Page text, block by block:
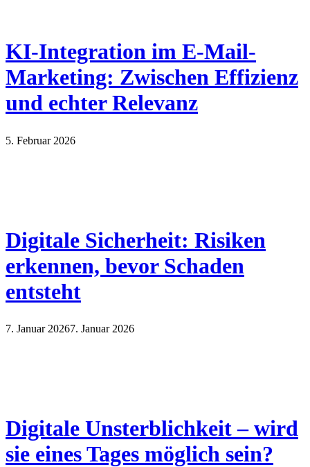
KI-Integration im E-Mail-
Marketing: Zwischen Effizienz
und echter Relevanz
5. Februar 2026
Digitale Sicherheit: Risiken
erkennen, bevor Schaden
entsteht
7. Januar 20267. Januar 2026
Digitale Unsterblichkeit – wird
sie eines Tages möglich sein?